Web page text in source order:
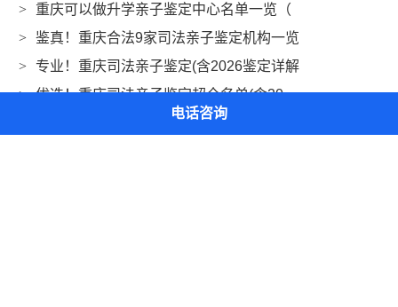
>
重庆可以做升学亲子鉴定中心名单一览（
>
鉴真！重庆合法9家司法亲子鉴定机构一览
>
专业！重庆司法亲子鉴定(含2026鉴定详解
> 优选！重庆司法亲子鉴定超全名单(含20
电话咨询